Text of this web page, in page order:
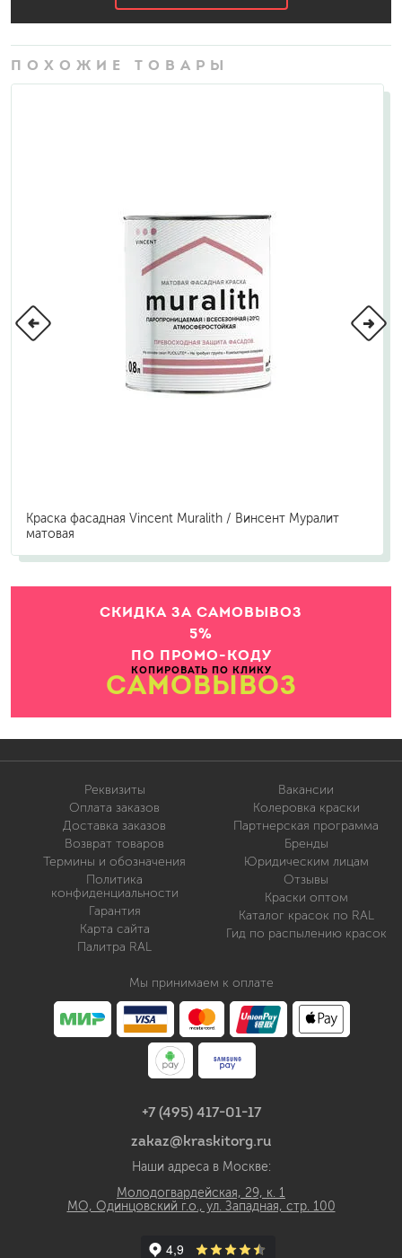
ПОХОЖИЕ ТОВАРЫ
Краска фасадная Vincent Muralith / Винсент Муралит
матовая
СКИДКА ЗА САМОВЫВОЗ
5%
ПО ПРОМО-КОДУ
КОПИРОВАТЬ ПО КЛИКУ
САМОВЫВОЗ
Реквизиты
Оплата заказов
Доставка заказов
Возврат товаров
Термины и обозначения
Политика
конфиденциальности
Гарантия
Карта сайта
Палитра RAL
Вакансии
Колеровка краски
Партнерская программа
Бренды
Юридическим лицам
Отзывы
Краски оптом
Каталог красок по RAL
Гид по распылению красок
Мы принимаем к оплате
+7 (495) 417-01-17
zakaz@kraskitorg.ru
Наши адреса в Москве:
Молодогвардейская, 29, к. 1
МО, Одинцовский г.о., ул. Западная, стр. 100